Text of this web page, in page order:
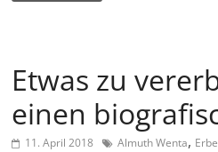
e
n
m
Etwas zu
einen
11. April 2018 Almuth Wenta, Erbe